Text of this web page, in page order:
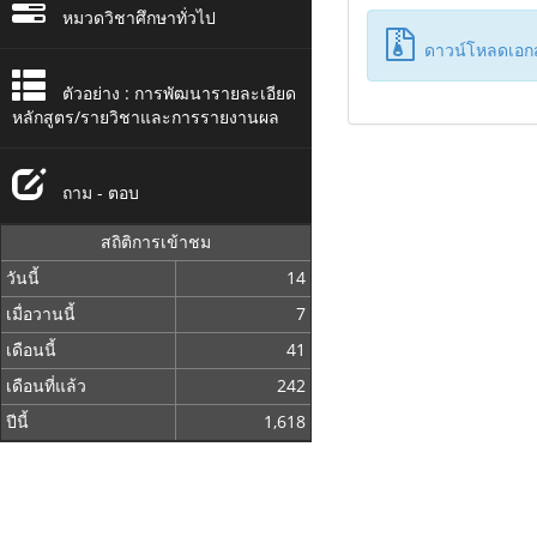
หมวดวิชาศึกษาทั่วไป
ตัวอย่าง : การพัฒนารายละเอียด
หลักสูตร/รายวิชาและการรายงานผล
ถาม - ตอบ
สถิติการเข้าชม
วันนี้
14
เมื่อวานนี้
7
เดือนนี้
41
เดือนที่แล้ว
242
ปีนี้
1,618
ดาวน์โหลดเอ